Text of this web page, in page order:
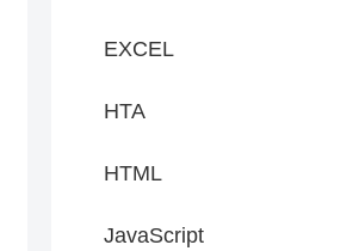
EXCEL
HTA
HTML
JavaScript